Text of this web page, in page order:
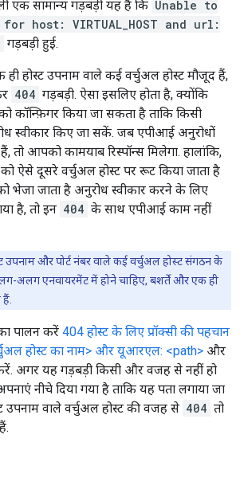
एक सामान्य गड़बड़ी यह है कि Unable to
host: VIRTUAL_HOST and url:
गड़बड़ी हुई.
होस्ट उपनाम वाले कई वर्चुअल होस्ट मौजूद हैं,
404 गड़बड़ी. ऐसा इसलिए होता है, क्योंकि
कॉन्फ़िगर किया जा सकता है ताकि किसी
स्वीकार किए जा सकें. जब एपीआई अनुरोधों
तो आपको कामयाब रिस्पॉन्स मिलेगा. हालांकि,
ऐसे दूसरे वर्चुअल होस्ट पर रूट किया जाता है
भेजा जाता है अनुरोध स्वीकार करने के लिए
है, तो इन 404 के साथ एपीआई काम नहीं
उपनाम और पोर्ट नंबर वाले कई वर्चुअल होस्ट संगठन के
अलग एनवायरमेंट में होने चाहिए, बशर्ते और एक ही
पालन करें 404 होस्ट के लिए प्रॉक्सी की पहचान
होस्ट का नाम> और यूआरएल: <path> और
अगर यह गड़बड़ी किसी और वजह से नहीं हो
नीचे दिया गया है ताकि यह पता लगाया जा
उपनाम वाले वर्चुअल होस्ट की वजह से 404 तो